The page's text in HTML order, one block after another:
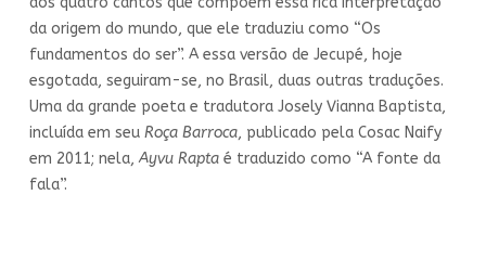
da origem do mundo, que ele traduziu como “Os
fundamentos do ser”. A essa versão de Jecupé, hoje
esgotada, seguiram-se, no Brasil, duas outras traduções.
Uma da grande poeta e tradutora Josely Vianna Baptista,
incluída em seu Roça Barroca, publicado pela Cosac Naify
em 2011; nela, Ayvu Rapta é traduzido como “A fonte da
fala”.